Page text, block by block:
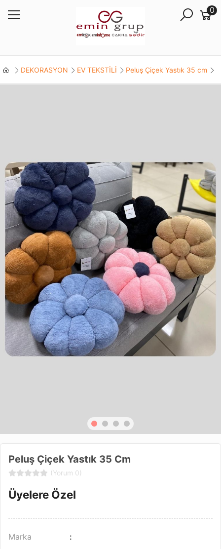
0
DEKORASYON EV TEKSTİLİ Peluş Çiçek Yastık 35 cm
Peluş Çiçek Yastık 35 Cm
(Yorum 0)
Üyelere Özel
Marka